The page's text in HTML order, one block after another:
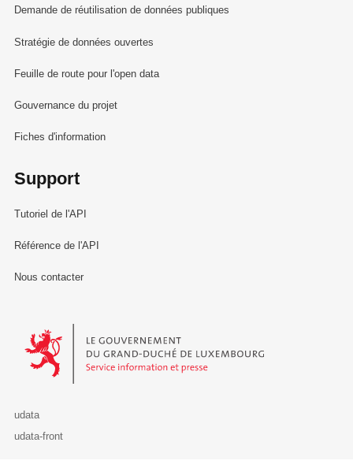
Demande de réutilisation de données publiques
Stratégie de données ouvertes
Feuille de route pour l'open data
Gouvernance du projet
Fiches d'information
Support
Tutoriel de l'API
Référence de l'API
Nous contacter
Le Gouvernement du Grand-Duché de Luxembourg - Service
udata
udata-front